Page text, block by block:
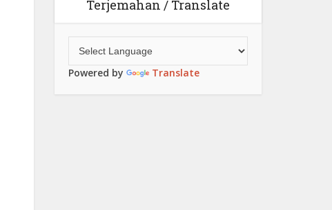
Terjemahan / Translate
Powered by Translate